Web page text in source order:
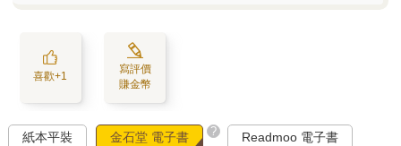
喜歡+1
寫評價
賺金幣
紙本平裝 金石堂 電子書 ? Readmoo 電子書